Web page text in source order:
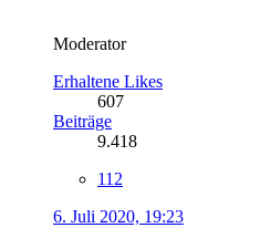
Moderator
Erhaltene Likes
607
Beiträge
9.418
112
6. Juli 2020, 19:23